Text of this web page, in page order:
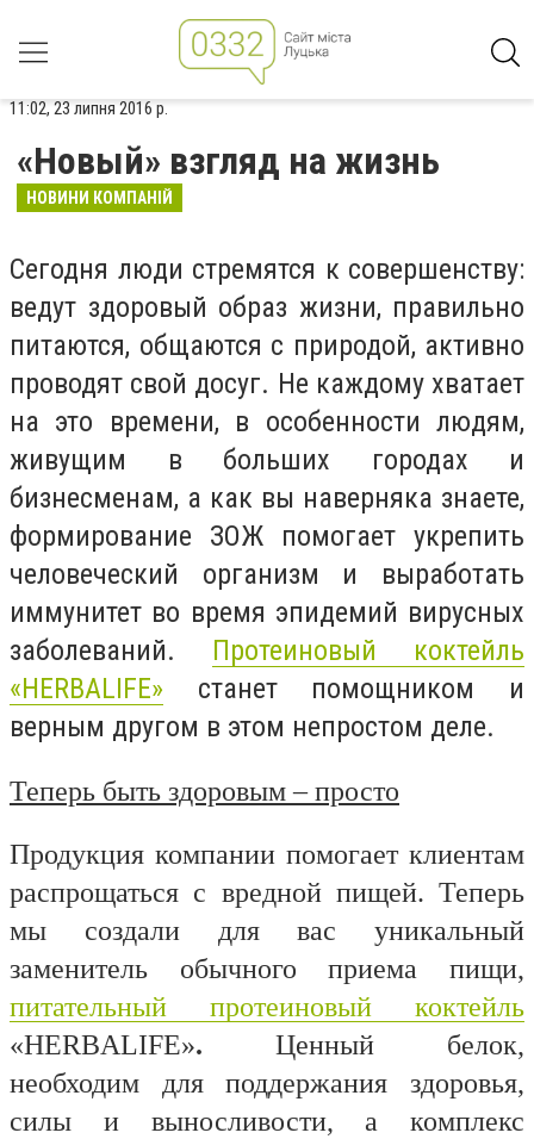
11:02, 23 липня 2016 р.
«Новый» взгляд на жизнь
НОВИНИ КОМПАНІЙ
Сегодня люди стремятся к совершенству:
ведут здоровый образ жизни, правильно
питаются, общаются с природой, активно
проводят свой досуг. Не каждому хватает
на это времени, в особенности людям,
живущим в больших городах и
бизнесменам, а как вы наверняка знаете,
формирование ЗОЖ помогает укрепить
человеческий организм и выработать
иммунитет во время эпидемий вирусных
заболеваний. Протеиновый коктейль
«HERBALIFE» станет помощником и
верным другом в этом непростом деле.
Теперь быть здоровым – просто
Продукция компании помогает клиентам
распрощаться с вредной пищей. Теперь
мы создали для вас уникальный
заменитель обычного приема пищи,
питательный протеиновый коктейль
«HERBALIFE». Ценный белок,
необходим для поддержания здоровья,
силы и выносливости, а комплекс